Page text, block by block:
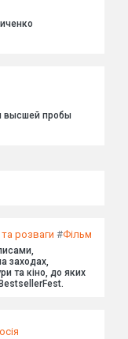
высшей пробы
розваги #Фільм
заходах,
та кіно, до яких